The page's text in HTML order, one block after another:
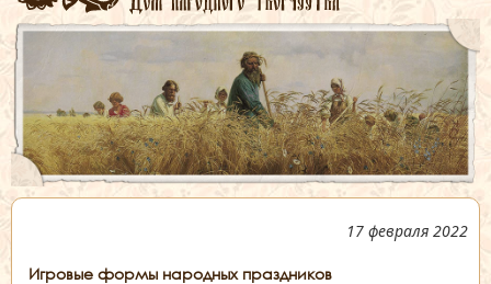
17 февраля 2022
Игровые формы народных праздников